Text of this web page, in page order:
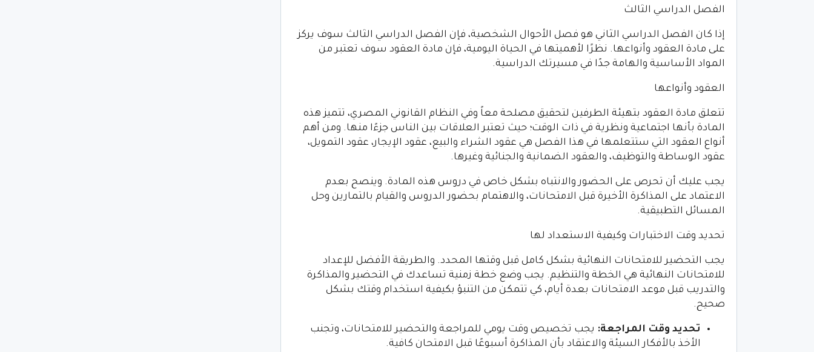
الفصل الدراسي الثالث
إذا كان الفصل الدراسي الثاني هو فصل الأحوال الشخصية، فإن الفصل الدراسي الثالث سوف يركز
على مادة العقود وأنواعها. نظرًا لأهميتها في الحياة اليومية، فإن مادة العقود سوف تعتبر من
المواد الأساسية والهامة جدًا في مسيرتك الدراسية.
العقود وأنواعها
تتعلق مادة العقود بتهيئة الطرفين لتحقيق مصلحة معاً وفي النظام القانوني المصري، تتميز هذه
المادة بأنها اجتماعية ونظرية في ذات الوقت؛ حيث تعتبر العلاقات بين الناس جزءًا منها. ومن أهم
أنواع العقود التي ستتعلمها في هذا الفصل هي عقود الشراء والبيع، عقود الإيجار، عقود التمويل،
عقود الوساطة والتوظيف، والعقود الضمانية والجنائية وغيرها.
يجب عليك أن تحرص على الحضور والانتباه بشكل خاص في دروس هذه المادة. وينصح بعدم
الاعتماد على المذاكرة الأخيرة قبل الامتحانات، والاهتمام بحضور الدروس والقيام بالتمارين وحل
المسائل التطبيقية.
تحديد وقت الاختبارات وكيفية الاستعداد لها
يجب التحضير للامتحانات النهائية بشكل كامل قبل وقتها المحدد. والطريقة الأفضل للإعداد
للامتحانات النهائية هي الخطة والتنظيم. يجب وضع خطة زمنية تساعدك في التحضير والمذاكرة
والتدريب قبل موعد الامتحانات بعدة أيام، كي تتمكن من التنبؤ بكيفية استخدام وقتك بشكل
صحيح.
تحديد وقت المراجعة: يجب تخصيص وقت يومي للمراجعة والتحضير للامتحانات، وتجنب
الأخذ بالأفكار السيئة والاعتقاد بأن المذاكرة أسبوعًا قبل الامتحان كافية.